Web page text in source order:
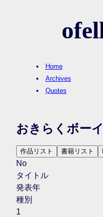
Home
Archives
Quotes
おきらくボーイ
作品リスト 書籍リスト
No
タイトル
発表年
種別
1